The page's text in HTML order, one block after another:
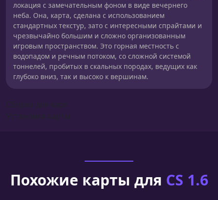
локация с замечательным фоном в виде вечернего
неба. Она, карта, сделана с использованием
стандартных текстур, зато с интересными спрайтами и
чрезвычайно большим и сложно организованным
игровым пространством. Это горная местность с
водопадом и речным потоком, со сложной системой
тоннелей, пробитых в скальных породах, ведущих как
глубоко вниз, так и высоко к вершинам.
Похожие карты для CS 1.6